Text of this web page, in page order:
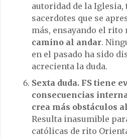
autoridad de la Iglesia,
sacerdotes que se
más, ensayando el
camino al andar.
en el pasado ha sido
acrecienta la duda.
Sexta duda. FS tiene
consecuencias
crea más obstáculos
Resulta inasumible
católicas de rito